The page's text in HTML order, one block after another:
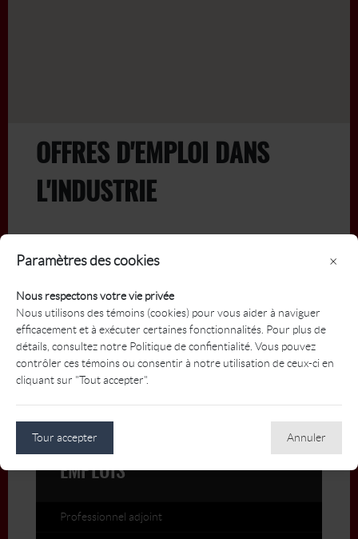
Paramètres des cookies
Nous respectons votre vie privée
Nous utilisons des témoins (cookies) pour vous aider à naviguer
efficacement et à exécuter certaines fonctionnalités. Pour plus de
détails, consultez notre Politique de confientialité. Vous pouvez
contrôler ces témoins ou consentir à notre utilisation de ceux-ci en
cliquant sur "Tout accepter".
Tour accepter Annuler
×
EMPLOIS
Professionnel adjoint
OFFRES D'EMPLOI DANS
L'INDUSTRIE
Titre
limite
Adjoint, Finances et adhésion
(stage coopératif) : Bureau
2026-
07-10